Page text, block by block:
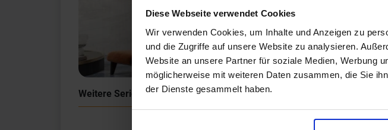
Diese Webseite verwendet Cookies
Wir verwenden Cookies, um Inhalte und Anzeigen zu
und die Zugriffe auf unsere Website zu analysieren.
Website an unsere Partner für soziale Medien, Werbung
möglicherweise mit weiteren Daten zusammen, die Sie
der Dienste gesammelt haben.
Weitere Serien von Sant Agostino